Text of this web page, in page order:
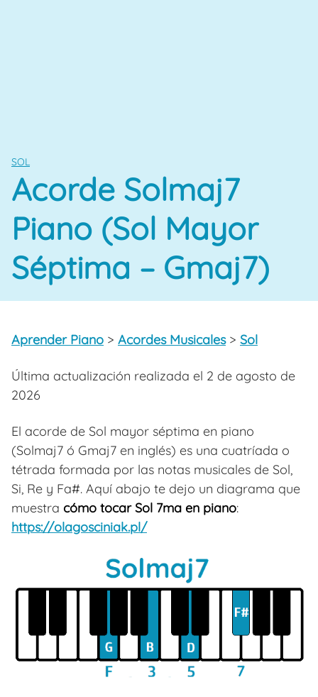
SOL
Acorde Solmaj7
Piano (Sol Mayor
Séptima – Gmaj7)
Aprender Piano > Acordes Musicales> Sol
Última actualización realizada el 2 de agosto de
2026
El acorde de Sol mayor séptima en piano
(Solmaj7 ó Gmaj7 en inglés) es una cuatríada o
tétrada formada por las notas musicales de Sol,
Si, Re y Fa#. Aquí abajo te dejo un diagrama que
muestra cómo tocar Sol 7ma en piano:
https://olagosciniak.pl/